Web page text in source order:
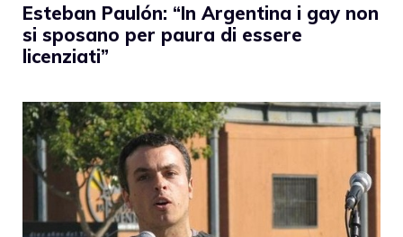
Esteban Paulón: “In Argentina i gay non
si sposano per paura di essere
licenziati”